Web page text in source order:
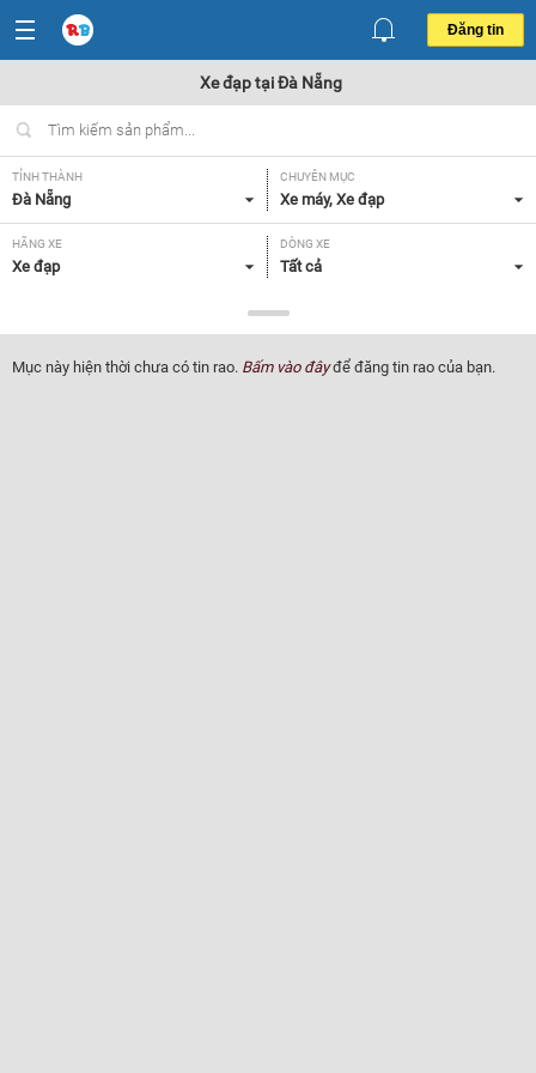
Đăng tin
Xe đạp tại Đà Nẵng
TỈNH THÀNH
Đà Nẵng
CHUYÊN MỤC
Xe máy, Xe đạp
HÃNG XE
Xe đạp
DÒNG XE
Tất cả
Tất cả
GIÁ
Tất cả
Mục này hiện thời chưa có tin rao. Bấm vào đâyđể đăng tin rao của bạn.